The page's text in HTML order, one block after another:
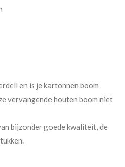
en is je kartonnen boom
vervangende houten boom niet
bijzonder goede kwaliteit, de